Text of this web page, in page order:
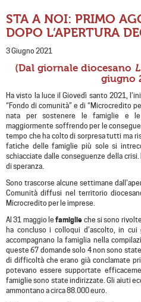
STA A NOI: PRIMO
DOPO L’APERTURA
3 Giugno 2021
(Dal giornale diocesano
giugno
Ha visto la luce il Giovedì santo 2021,
“Fondo di comunità” e di “Microcredito
nata per sostenere le famiglie e
maggiormente soffrendo per le
tempo che ha colto di sorpresa tutti ma
fatiche delle famiglie più sole si
schiacciate dalle conseguenze della
di speranza.
Sono trascorse alcune settimane
Comunità diffusi nel territorio
Microcredito per le imprese.
Al 31 maggio lefamiglie che si sono
ha concluso i colloqui d’ascolto, in
accompagnano la famiglia nella
queste 67 domande solo 4 non sono
di difficoltà che erano già conclamate
potevano essere supportate
famiglie sono state indirizzate. Gli aiuti
ammontano a circa 88.000 euro.